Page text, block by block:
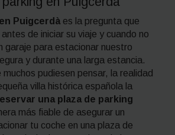
Puigcerdà es la pregunta que
de iniciar su viaje y cuando no
garaje para estacionar nuestro
y durante una larga estancia.
muchos pudiesen pensar, la realidad
villa histórica española la
una plaza de parking
más fiable de asegurar un
tu coche en una plaza de